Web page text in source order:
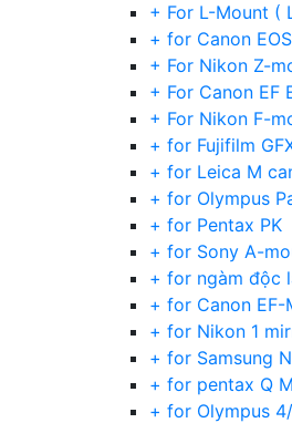
+ For L-Mount (
+ for Canon
+ For Nikon Z-
+ For Canon EF
+ For Nikon F-
+ for Fujifilm
+ for Leica M
+ for Olympus
+ for Pentax PK
+ for Sony A-
+ for ngàm độc
+ for Canon EF-
+ for Nikon 1
+ for Samsung
+ for pentax Q
+ for Olympus